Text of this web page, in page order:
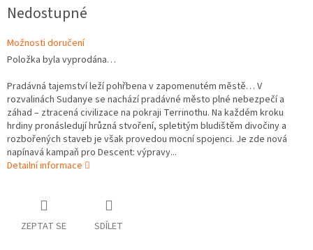
cena:
Nedostupné
Možnosti doručení
Položka byla vyprodána…
Pradávná tajemství leží pohřbena v zapomenutém městě… V
rozvalinách Sudanye se nachází pradávné město plné nebezpečí a
záhad – ztracená civilizace na pokraji Terrinothu. Na každém kroku
hrdiny pronásledují hrůzná stvoření, spletitým bludištěm divočiny a
rozbořených staveb je však provedou mocní spojenci. Je zde nová
napínavá kampaň pro Descent: výpravy...
Detailní informace
ZEPTAT SE SDÍLET